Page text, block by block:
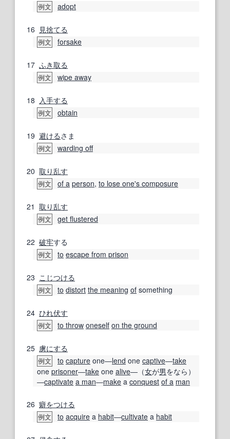
例文 adopt
16 見捨てる
例文 forsake
17 ふき取る
例文 wipe away
18 入手する
例文 obtain
19 避けるさま
例文 warding off
20 取り乱す
例文 of a person, to lose one's composure
21 取り乱す
例文 get flustered
22 破牢する
例文 to escape from prison
23 こじつける
例文 to distort the meaning of something
24 ひれ伏す
例文 to throw oneself on the ground
25 虜にする
例文 to capture one―lend one captive―take
one prisoner―take one alive―（女が男をなら）
―captivate a man―make a conquest of a man
26 癖をつける
例文 to acquire a habit―cultivate a habit